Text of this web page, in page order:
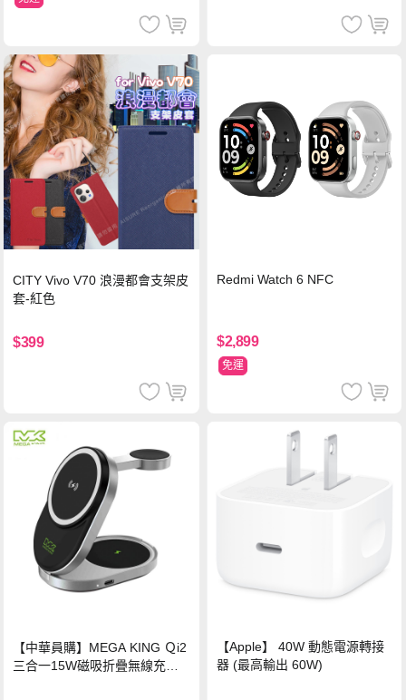
CITY Vivo V70 浪漫都會支架皮
套-紅色
$399
Redmi Watch 6 NFC
$2,899
免運
【中華員購】MEGA KING Ｑi2
三合一15W磁吸折疊無線充電
【Apple】 40W 動態電源轉接
器 (最高輸出 60W)